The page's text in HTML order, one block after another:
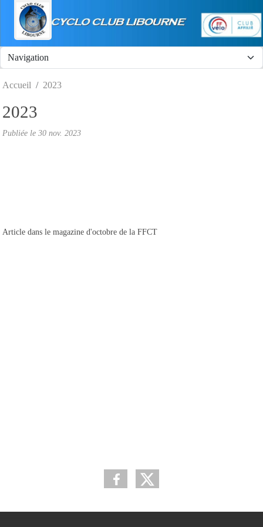
Accueil 2023
2023
Publiée le 30 nov. 2023
Article dans le magazine d'octobre de la FFCT
Panneau de gestion des cookies